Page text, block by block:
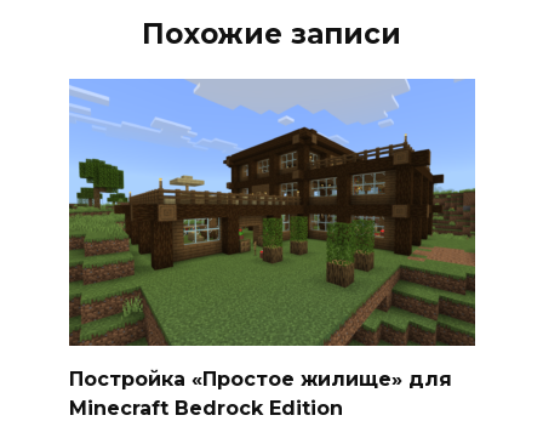
Похожие записи
Постройка «Простое жилище» для
Minecraft Bedrock Edition